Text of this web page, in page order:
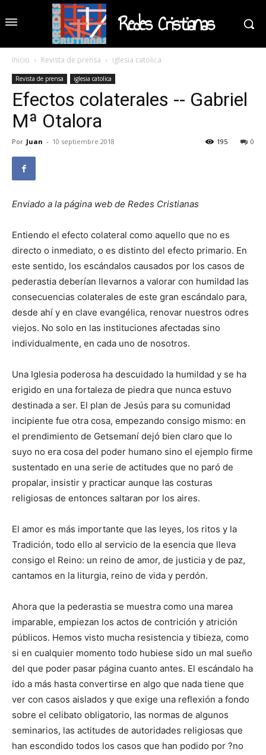
Redes Cristianas
Inicio Revista de prensa iglesia catolica
Revista de prensa iglesia catolica
Efectos colaterales -- Gabriel
Mª Otalora
Por Juan - 10 septiembre 2018 0
195
Enviado a la página web de Redes Cristianas
Entiendo el efecto colateral como aquello que no es
directo o inmediato, o es distinto del efecto primario. En
este sentido, los escándalos causados por los casos de
pederastia deberían llevarnos a valorar con humildad las
consecuencias colaterales de este gran escándalo para,
desde ahí y en clave evangélica, renovar nuestros odres
viejos. No solo en las instituciones afectadas sino
individualmente, en cada uno de nosotros.
Una Iglesia poderosa ha descuidado la humildad y se ha
erigido en una fortaleza de piedra que nunca estuvo
destinada a ser. El plan de Jesús para su comunidad
incipiente fue otra cosa, empezando consigo mismo: en
el prendimiento de Getsemaní dejó bien claro que lo
suyo no era cosa del poder humano sino el ejemplo firme
sustentado en una serie de actitudes que no paró de
propalar, insistir y practicar aunque las costuras
religiosas de entonces saltaran por los aires.
El amor es más importante que las leyes, los ritos y la
Tradición, todo ello al servicio de la esencia que lleva
consigo el Reino: un reino de amor, de justicia y de paz,
cantamos en la liturgia, reino de vida y perdón.
Ahora que la pederastia se muestra como una marea
imparable, empiezan los actos de contrición y atrición
públicos. Hemos visto mucha resistencia y tibieza, como
si en cualquier momento todo hubiese sido un mal sueño
del que poder pasar página cuanto antes. El escándalo ha
ido a más hasta convertirse en algo que nada tiene que
ver con casos aislados y que exige una reflexión a fondo
sobre el celibato obligatorio, las normas de algunos
seminarios, las actitudes de autoridades religiosas que
han escondido todos los casos que han podido por ?no